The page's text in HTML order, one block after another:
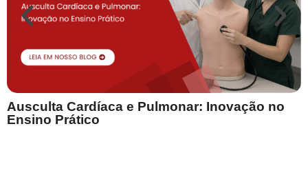
Ausculta Cardíaca e Pulmonar: Inovação no
Ensino Prático